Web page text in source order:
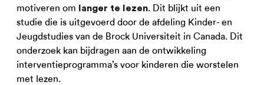
motiveren om langer te lezen. Dit blijkt uit een
studie die is uitgevoerd door de afdeling Kinder- en
Jeugdstudies van de Brock Universiteit in Canada. Dit
onderzoek kan bijdragen aan de ontwikkeling
interventieprogramma’s voor kinderen die worstelen
met lezen.